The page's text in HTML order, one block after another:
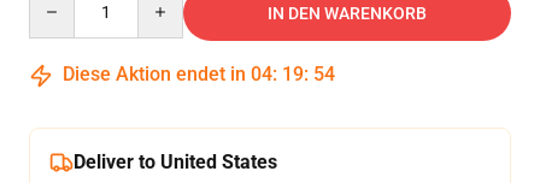
IN DEN WARENKORB
Diese Aktion endet in 04: 19: 54
Deliver to United States